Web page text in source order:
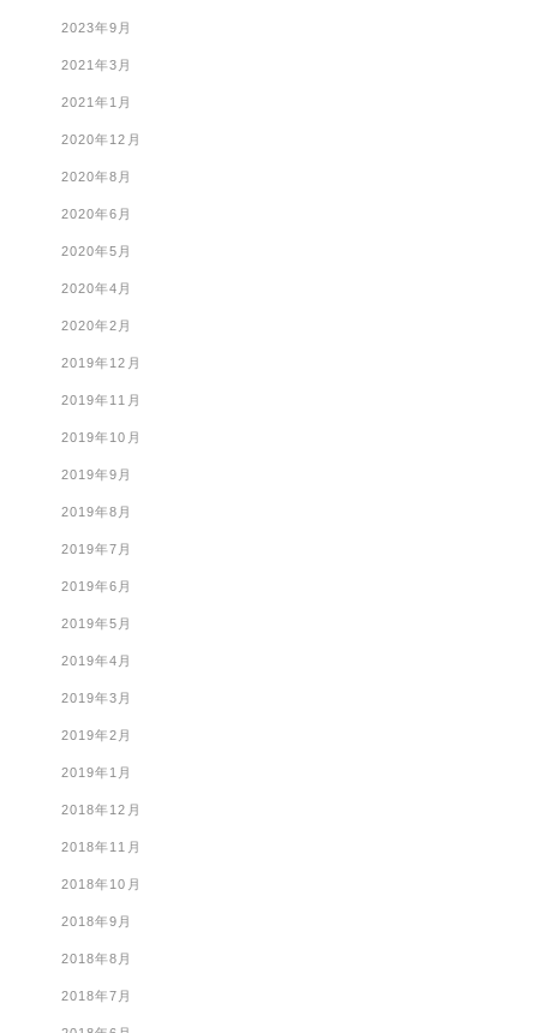
2023年9月
2021年3月
2021年1月
2020年12月
2020年8月
2020年6月
2020年5月
2020年4月
2020年2月
2019年12月
2019年11月
2019年10月
2019年9月
2019年8月
2019年7月
2019年6月
2019年5月
2019年4月
2019年3月
2019年2月
2019年1月
2018年12月
2018年11月
2018年10月
2018年9月
2018年8月
2018年7月